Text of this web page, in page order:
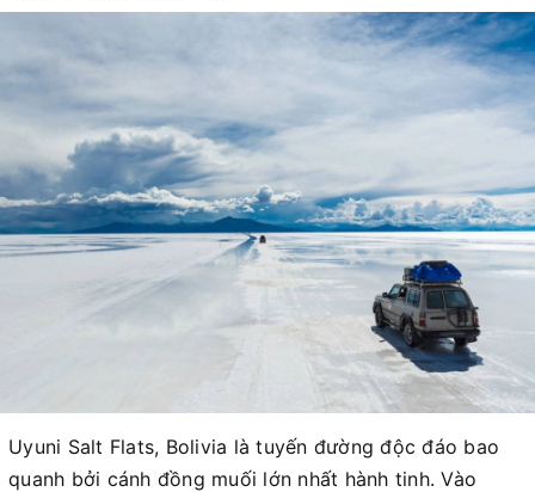
Uyuni Salt Flats, Bolivia là tuyến đường độc đáo bao
quanh bởi cánh đồng muối lớn nhất hành tinh. Vào